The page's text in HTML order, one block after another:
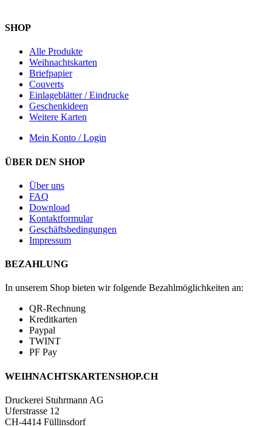
SHOP
Alle Produkte
Weihnachtskarten
Briefpapier
Couverts
Einlageblätter / Eindrucke
Geschenkideen
Weitere Karten
Mein Konto / Login
ÜBER DEN SHOP
Über uns
FAQ
Download
Kontaktformular
Geschäftsbedingungen
Impressum
BEZAHLUNG
In unserem Shop bieten wir folgende Bezahlmöglichkeiten an:
QR-Rechnung
Kreditkarten
Paypal
TWINT
PF Pay
WEIHNACHTSKARTENSHOP.CH
Druckerei Stuhrmann AG
Uferstrasse 12
CH-4414 Füllinsdorf